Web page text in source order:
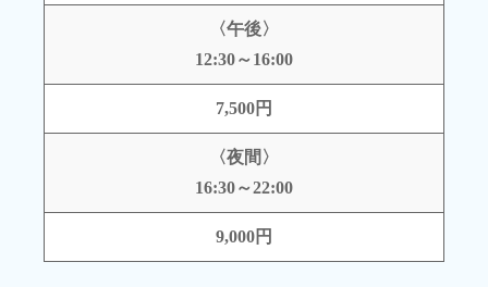
〈午後〉
12:30～16:00
7,500円
〈夜間〉
16:30～22:00
9,000円